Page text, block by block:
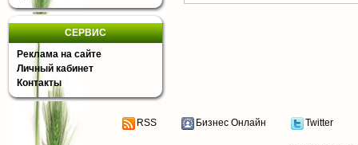
СЕРВИС
Реклама на сайте
Личный кабинет
Контакты
RSS Бизнес Онлайн Twitter